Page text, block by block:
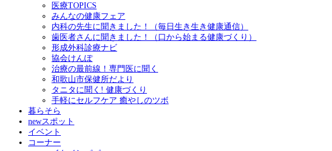
医療TOPICS
みんなの健康フェア
内科の先生に聞きました！（毎日生き生き健康通信）
歯医者さんに聞きました！（口から始まる健康づくり）
形成外科診療ナビ
協会けんぽ
治療の最前線！専門医に聞く
和歌山市保健所だより
タニタに聞く! 健康づくり
手軽にセルフケア 癒やしのツボ
暮らそら
newスポット
イベント
コーナー